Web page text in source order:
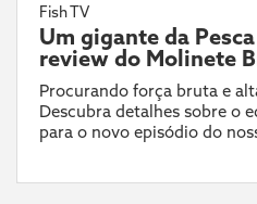
Fish TV
Um gigante da
review do Molinete
Procurando força bruta e
Descubra detalhes sobre o
para o novo episódio do